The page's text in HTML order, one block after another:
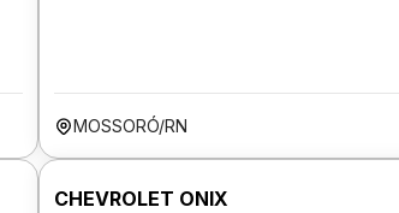
MOSSORÓ/RN
CHEVROLET ONIX